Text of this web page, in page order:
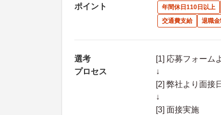
ポイント 年間休日110日以上
交通費支給
退職金
選考
プロセス
[1] 応募フォーム
↓
[2] 弊社より面接
↓
[3] 面接実施